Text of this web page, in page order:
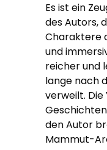
Es ist ein
des Autors,
Charaktere
und
reicher und
lange nach
verweilt.
den Autor
Mammut-